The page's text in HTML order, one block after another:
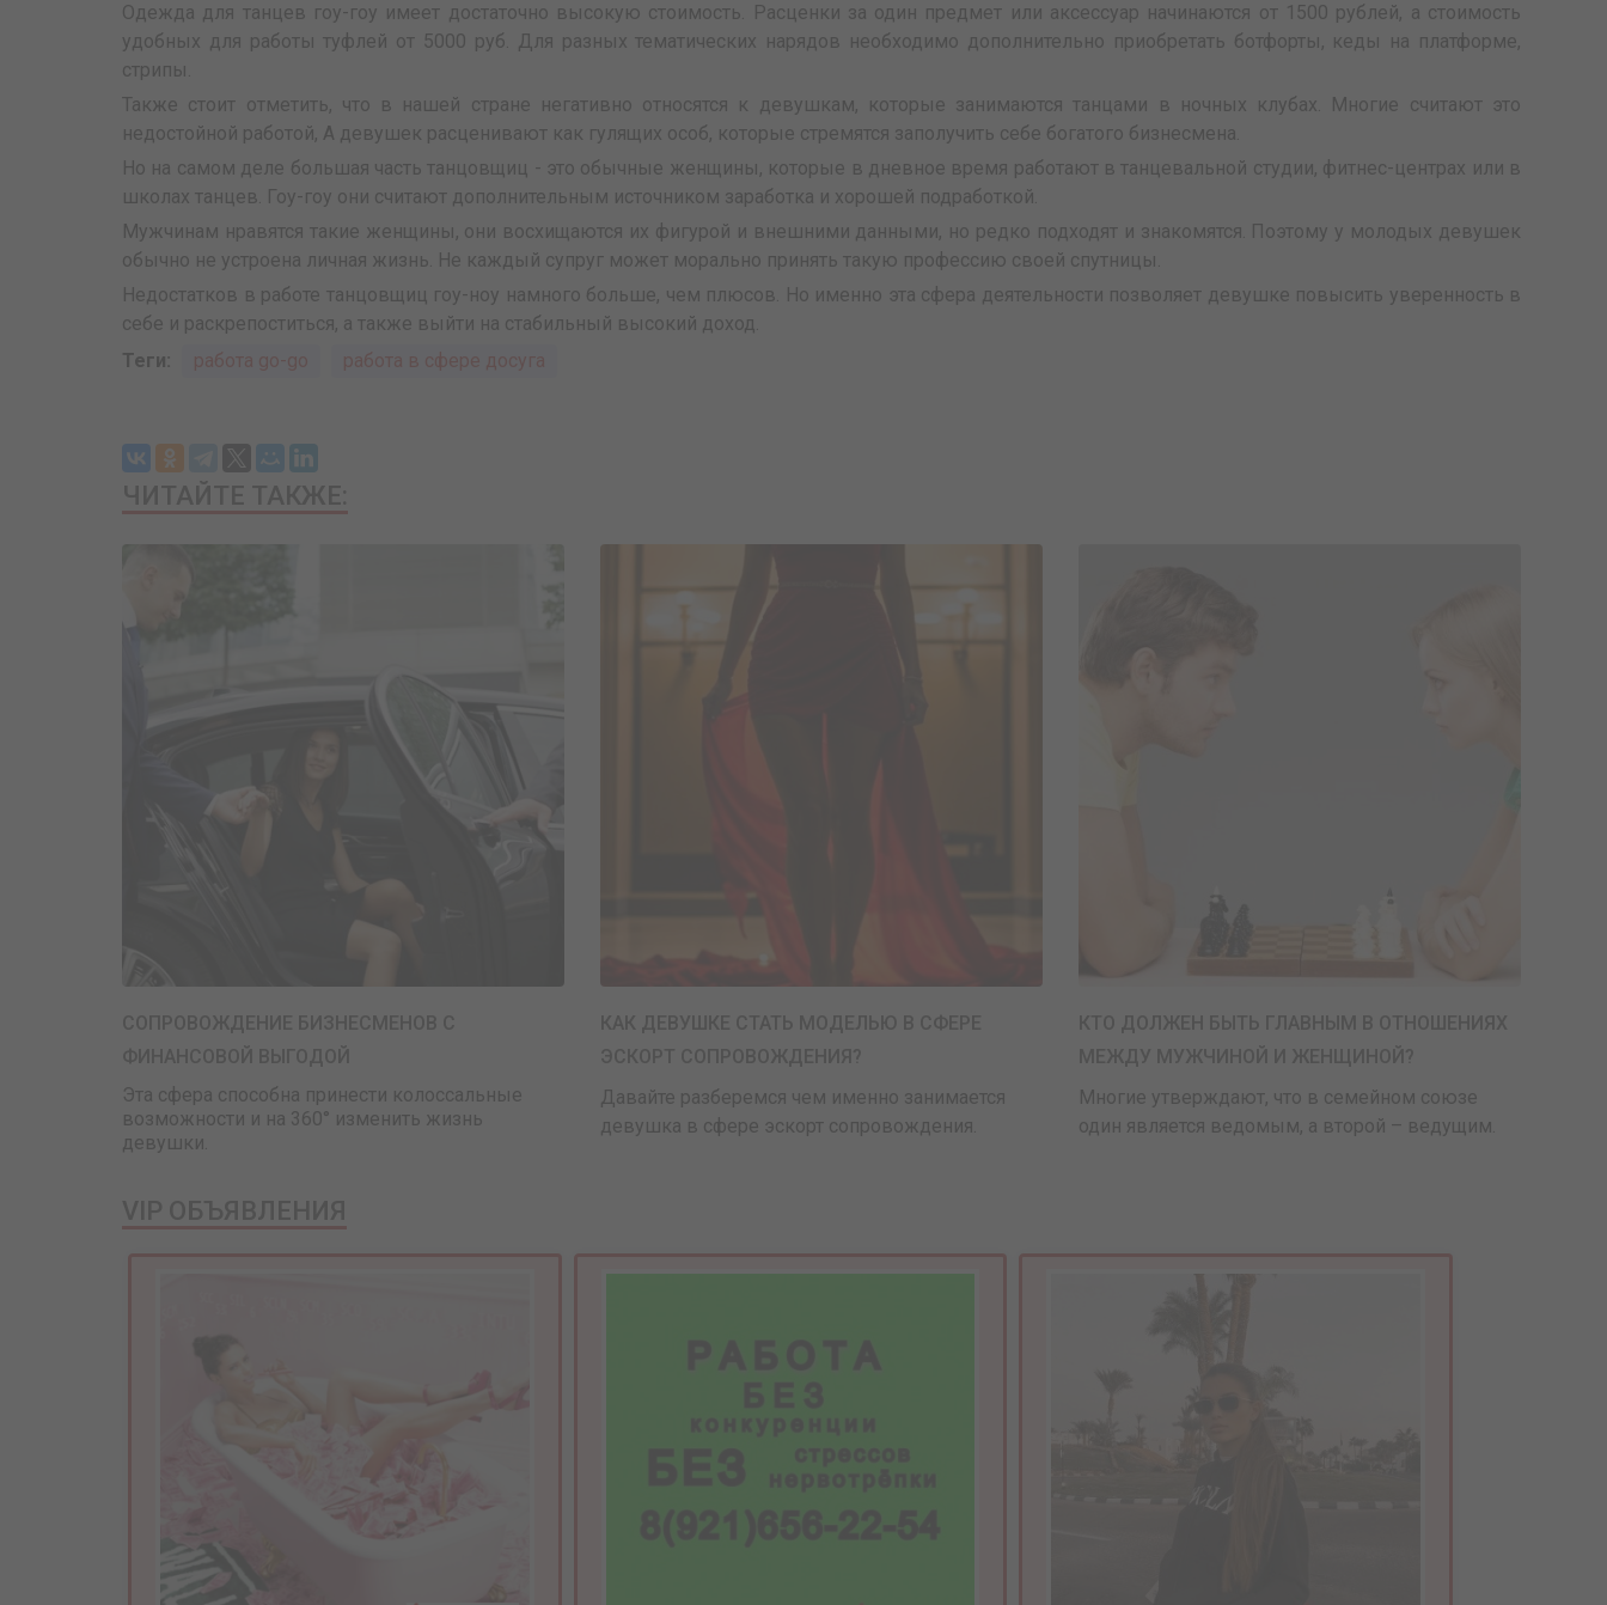
Одежда для танцев гоу-гоу имеет достаточно высокую стоимость. Расценки за один предмет или аксессуар начинаются от 1500 рублей, а стоимость
удобных для работы туфлей от 5000 руб. Для разных тематических нарядов необходимо дополнительно приобретать ботфорты, кеды на платформе,
стрипы.
Также стоит отметить, что в нашей стране негативно относятся к девушкам, которые занимаются танцами в ночных клубах. Многие считают это
недостойной работой, А девушек расценивают как гулящих особ, которые стремятся заполучить себе богатого бизнесмена.
Но на самом деле большая часть танцовщиц - это обычные женщины, которые в дневное время работают в танцевальной студии, фитнес-центрах или в
школах танцев. Гоу-гоу они считают дополнительным источником заработка и хорошей подработкой.
Мужчинам нравятся такие женщины, они восхищаются их фигурой и внешними данными, но редко подходят и знакомятся. Поэтому у молодых девушек
обычно не устроена личная жизнь. Не каждый супруг может морально принять такую профессию своей спутницы.
Недостатков в работе танцовщиц гоу-ноу намного больше, чем плюсов. Но именно эта сфера деятельности позволяет девушке повысить уверенность в
себе и раскрепоститься, а также выйти на стабильный высокий доход.
Теги:
работа go-go работа в сфере досуга
Эта сфера способна принести колоссальные
возможности и на 360° изменить жизнь
девушки.
Давайте разберемся чем именно занимается
девушка в сфере эскорт сопровождения.
Многие утверждают, что в семейном союзе
один является ведомым, а второй – ведущим.